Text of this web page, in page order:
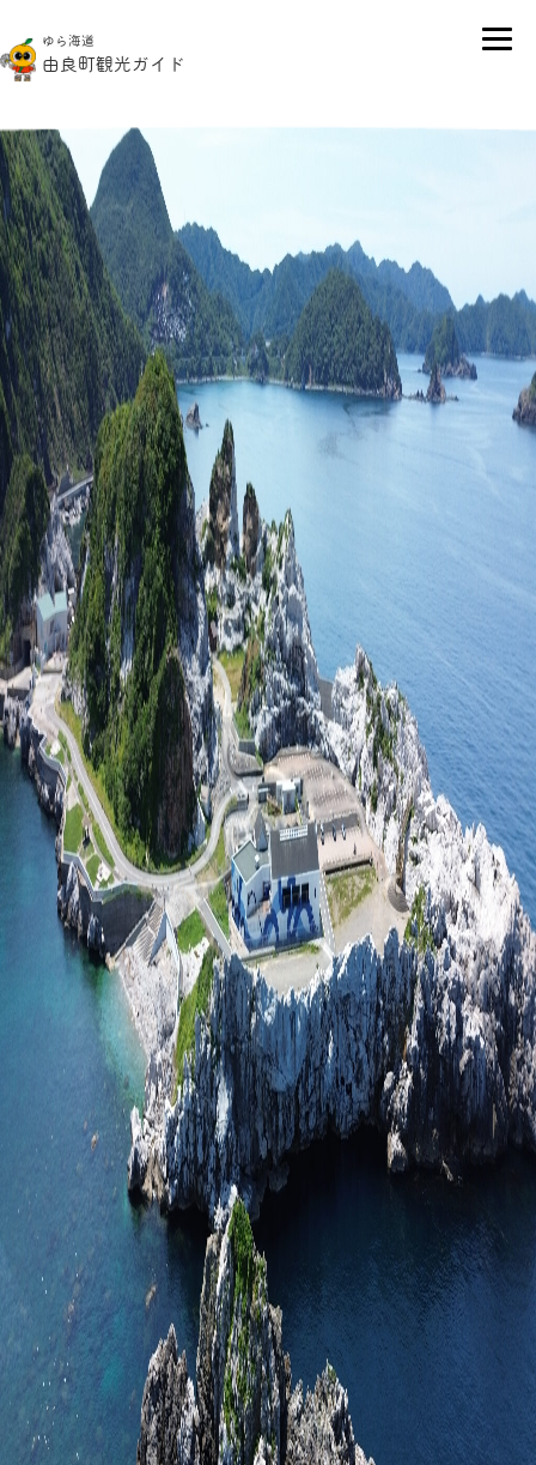
ゆら海道
由良町観光ガイド
白崎海洋公園